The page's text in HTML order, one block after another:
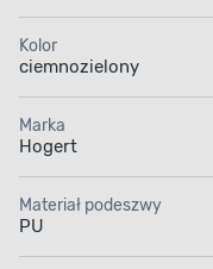
Kolor
ciemnozielony
Marka
Hogert
Materiał podeszwy
PU